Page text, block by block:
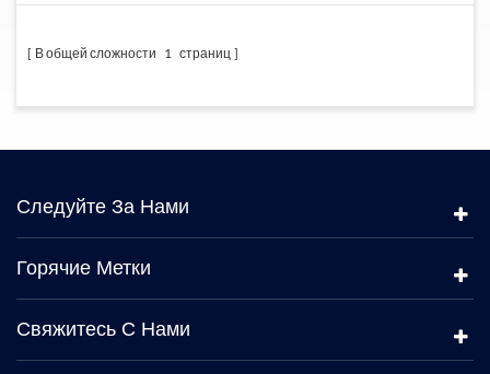
В общей сложности 1 страниц
Следуйте За Нами
Горячие Метки
Свяжитесь С Нами